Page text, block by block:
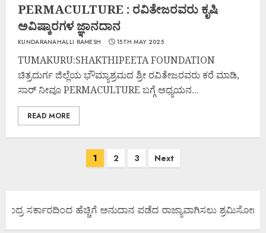
PERMACULTURE : ರವಿತೇಜರವರು ಕೃಷಿ
ಅವಿಷ್ಕಾರಗಳ ಜ್ಞಾನದಾನ
KUNDARANAHALLI RAMESH 15TH MAY 2025
TUMAKURU:SHAKTHIPEETA FOUNDATION
ಚಿತ್ರದುರ್ಗ ಜಿಲ್ಲೆಯ ಭೌಮ್ಯಾಶ್ರಮದ ಶ್ರೀ ರವಿತೇಜರವರು ಕರೆ ಮಾಡಿ,
ಸಾರ್ ನೀವೂ PERMACULTURE ಬಗ್ಗೆ ಅಧ್ಯಯನ...
READ MORE
1 2 3 Next
ಸರ್ಕಾರದಿಂದ ಹೆಚ್ಚಿಗೆ ಅನುದಾನ ಪಡೆದ ರಾಜ್ಯಾವಾಗಿಸಲು ಶ್ರಮಿಸೋಣ